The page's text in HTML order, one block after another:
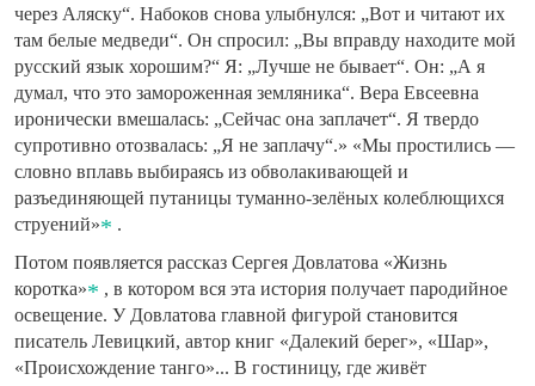
через Аляску“. Набоков снова улыбнулся: „Вот и читают их
там белые медведи“. Он спросил: „Вы вправду находите мой
русский язык хорошим?“ Я: „Лучше не бывает“. Он: „А я
думал, что это замороженная земляника“. Вера Евсеевна
иронически вмешалась: „Сейчас она заплачет“. Я твердо
супротивно отозвалась: „Я не заплачу“.» «Мы простились —
словно вплавь выбираясь из обволакивающей и
разъединяющей путаницы туманно-зелёных колеблющихся
струений»
.
Потом появляется рассказ Сергея Довлатова «Жизнь
коротка»
, в котором вся эта история получает пародийное
освещение. У Довлатова главной фигурой становится
писатель Левицкий, автор книг «Далекий берег», «Шар»,
«Происхождение танго»... В гостиницу, где живёт